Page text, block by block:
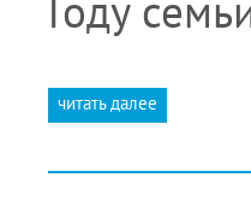
Году
читать далее